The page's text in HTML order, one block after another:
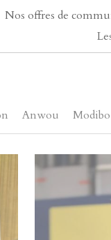
Nos offres de
Anwou